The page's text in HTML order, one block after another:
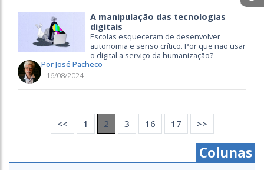
A manipulação das tecnologias
digitais
Escolas esqueceram de desenvolver
autonomia e senso crítico. Por que não usar
o digital a serviço da humanização?
Por José Pacheco
16/08/2024
<< 1 2 3 16 17 >>
Colunas